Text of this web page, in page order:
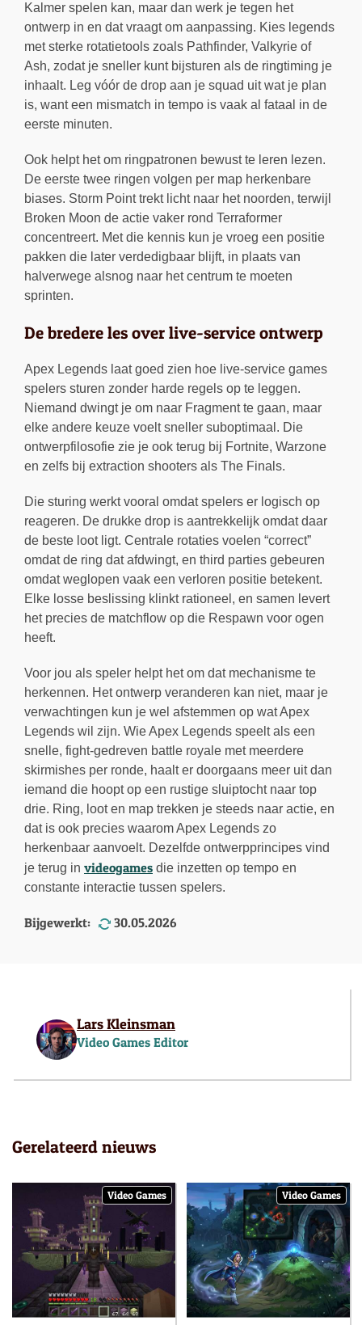
Kalmer spelen kan, maar dan werk je tegen het
ontwerp in en dat vraagt om aanpassing. Kies legends
met sterke rotatietools zoals Pathfinder, Valkyrie of
Ash, zodat je sneller kunt bijsturen als de ringtiming je
inhaalt. Leg vóór de drop aan je squad uit wat je plan
is, want een mismatch in tempo is vaak al fataal in de
eerste minuten.
Ook helpt het om ringpatronen bewust te leren lezen.
De eerste twee ringen volgen per map herkenbare
biases. Storm Point trekt licht naar het noorden, terwijl
Broken Moon de actie vaker rond Terraformer
concentreert. Met die kennis kun je vroeg een positie
pakken die later verdedigbaar blijft, in plaats van
halverwege alsnog naar het centrum te moeten
sprinten.
De bredere les over live-service ontwerp
Apex Legends laat goed zien hoe live-service games
spelers sturen zonder harde regels op te leggen.
Niemand dwingt je om naar Fragment te gaan, maar
elke andere keuze voelt sneller suboptimaal. Die
ontwerpfilosofie zie je ook terug bij Fortnite, Warzone
en zelfs bij extraction shooters als The Finals.
Die sturing werkt vooral omdat spelers er logisch op
reageren. De drukke drop is aantrekkelijk omdat daar
de beste loot ligt. Centrale rotaties voelen “correct”
omdat de ring dat afdwingt, en third parties gebeuren
omdat weglopen vaak een verloren positie betekent.
Elke losse beslissing klinkt rationeel, en samen levert
het precies de matchflow op die Respawn voor ogen
heeft.
Voor jou als speler helpt het om dat mechanisme te
herkennen. Het ontwerp veranderen kan niet, maar je
verwachtingen kun je wel afstemmen op wat Apex
Legends wil zijn. Wie Apex Legends speelt als een
snelle, fight-gedreven battle royale met meerdere
skirmishes per ronde, haalt er doorgaans meer uit dan
iemand die hoopt op een rustige sluiptocht naar top
drie. Ring, loot en map trekken je steeds naar actie, en
dat is ook precies waarom Apex Legends zo
herkenbaar aanvoelt. Dezelfde ontwerpprincipes vind
je terug in videogames die inzetten op tempo en
constante interactie tussen spelers.
Bijgewerkt: 30.05.2026
Lars Kleinsman
Video Games Editor
Gerelateerd nieuws
Video Games Video Games